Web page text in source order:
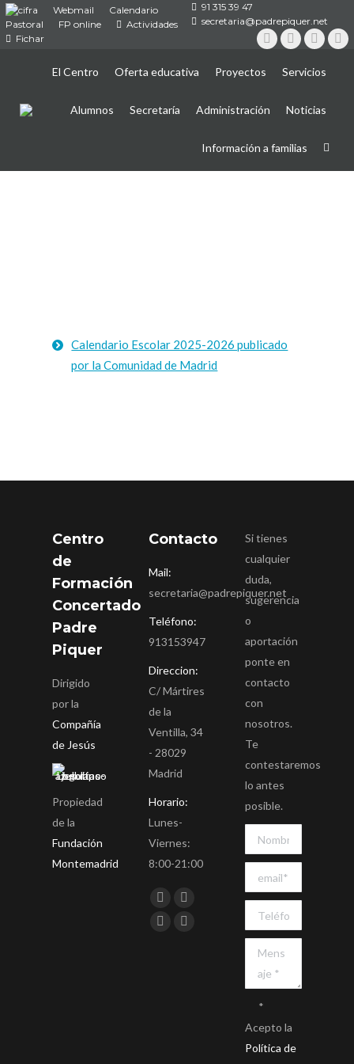
Webmail
Calendario
Pastoral
FP online
Actividades
Fichar
91 315 39 47
secretaria@padrepiquer.net
Instagram
Twitter
El Centro Oferta educativa Proyectos Servicios
Alumnos Secretaría Administración Noticias
Información a familias
Calendario Escolar 2025-2026 publicado
por la Comunidad de Madrid
Centro
de
Formación
Concertado
Padre
Piquer
Dirigido
por la
Compañía
de Jesús
Propiedad
de la
Fundación
Montemadrid
Contacto
Mail:
secretaria@padrepiquer.net
Teléfono:
913153947
Direccion:
C/ Mártires
de la
Ventilla, 34
- 28029
Madrid
Horario:
Lunes-
Viernes:
8:00-21:00
Encuéntranos en:
Si tienes
cualquier
duda,
sugerencia
o
aportación
ponte en
contacto
con
nosotros.
Te
contestaremos
lo antes
posible.
*
Acepto la
Política de